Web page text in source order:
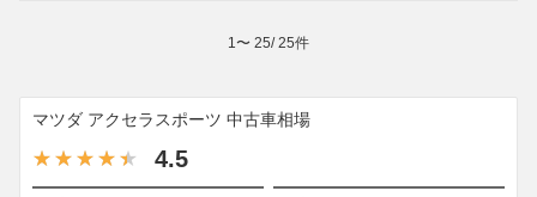
1 〜 25/25件
マツダ アクセラスポーツ 中古車相場
4.5